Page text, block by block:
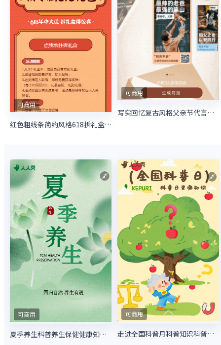
可商用
红色粗线条简约风格618拆礼盒活动宣传海报
可商用
写实回忆复古风格父亲节代言海报活动
可商用
夏季养生科普养生保健健康知识指南科普宣传
可商用
走进全国科普月科普知识科普活动